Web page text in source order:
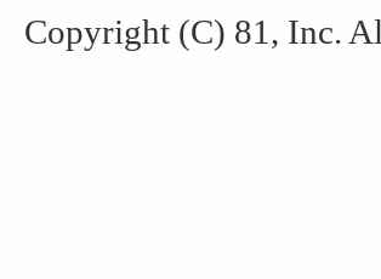
Copyright (C) 81, Inc.